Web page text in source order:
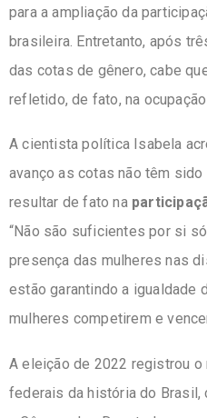
para a ampliação da
brasileira. Entretanto, após
das cotas de gênero, cabe
refletido, de fato, na
A cientista política Isabela
avanço as cotas não têm
resultar de fato na
“Não são suficientes por si
presença das mulheres nas
estão garantindo a igualdade
mulheres competirem e
A eleição de 2022 registrou o
federais da história do Brasil,